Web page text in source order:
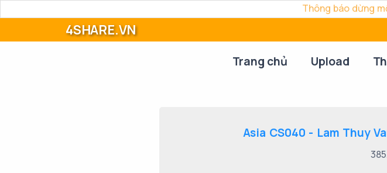
Thông báo dừng
4SHARE.VN
Trang chủ Upload
Asia CS040 - Lam Thuy